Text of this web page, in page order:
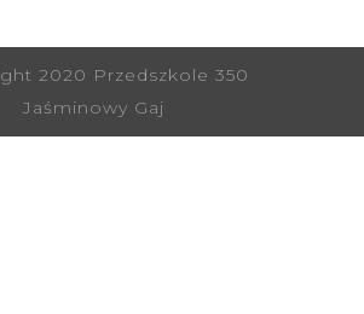
2020 Przedszkole 350
Jaśminowy Gaj